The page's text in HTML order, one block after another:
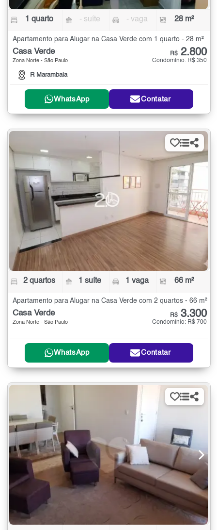
1 quarto - suíte - vaga 28 m²
Apartamento para Alugar na Casa Verde com 1 quarto - 28 m²
Casa Verde
Zona Norte - São Paulo
R Marambaia
R$ 2.800
Condomínio: R$ 350
WhatsApp Contatar
2 quartos 1 suíte 1 vaga 66 m²
Apartamento para Alugar na Casa Verde com 2 quartos - 66 m²
Casa Verde
Zona Norte - São Paulo
R$ 3.300
Condomínio: R$ 700
WhatsApp Contatar